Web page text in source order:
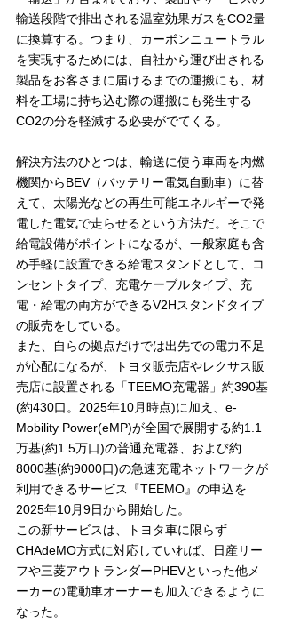
輸送段階で排出される温室効果ガスをCO2量
に換算する。つまり、カーボンニュートラル
を実現するためには、自社から運び出される
製品をお客さまに届けるまでの運搬にも、材
料を工場に持ち込む際の運搬にも発生する
CO2の分を軽減する必要がでてくる。
解決方法のひとつは、輸送に使う車両を内燃
機関からBEV（バッテリー電気自動車）に替
えて、太陽光などの再生可能エネルギーで発
電した電気で走らせるという方法だ。そこで
給電設備がポイントになるが、一般家庭も含
め手軽に設置できる給電スタンドとして、コ
ンセントタイプ、充電ケーブルタイプ、充
電・給電の両方ができるV2Hスタンドタイプ
の販売をしている。
また、自らの拠点だけでは出先での電力不足
が心配になるが、トヨタ販売店やレクサス販
売店に設置される「TEEMO充電器」約390基
(約430口。2025年10月時点)に加え、e-
Mobility Power(eMP)が全国で展開する約1.1
万基(約1.5万口)の普通充電器、および約
8000基(約9000口)の急速充電ネットワークが
利用できるサービス『TEEMO』の申込を
2025年10月9日から開始した。
この新サービスは、トヨタ車に限らず
CHAdeMO方式に対応していれば、日産リー
フや三菱アウトランダーPHEVといった他メ
ーカーの電動車オーナーも加入できるように
なった。